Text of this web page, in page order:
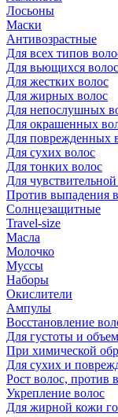
Лосьоны
Маски
Антивозрастные
Для всех типов
Для вьющихся волос
Для жестких волос
Для жирных волос
Для непослушных
Для окрашенных
Для поврежденных
Для сухих волос
Для тонких волос
Для
Против выпадения
Солнцезащитные
Travel-size
Масла
Молочко
Муссы
Наборы
Окислители
Ампулы
Восстановление
Для густоты и
При химической
Для сухих и
Рост волос, против
Укрепление волос
Для жирной кожи